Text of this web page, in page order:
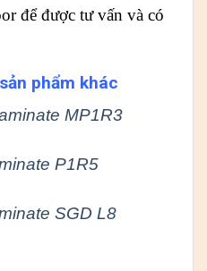
để được tư vấn và có
phẩm khác
MP1R3
P1R5
SGD L8